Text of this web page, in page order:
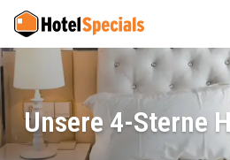
Unsere 4-Sterne